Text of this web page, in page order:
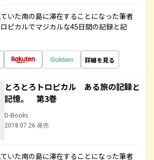
いた南の島に滞在することになった筆者
ピカルでマジカルな45日間の記録と記
詳細を見る
とろとろトロピカル ある旅の記録と
記憶。 第3巻
D-Books
2018.07.26 発売
いた南の島に滞在することになった筆者